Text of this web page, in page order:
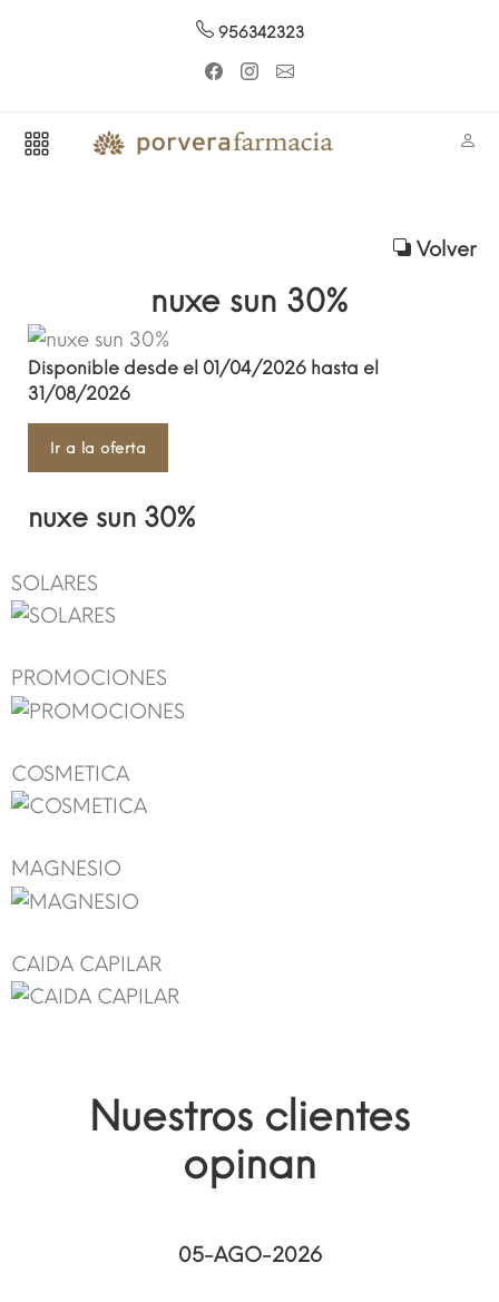
956342323
Volver
nuxe sun 30%
Disponible desde el 01/04/2026 hasta el
31/08/2026
Ir a la oferta
nuxe sun 30%
SOLARES
PROMOCIONES
COSMETICA
MAGNESIO
CAIDA CAPILAR
Nuestros clientes
opinan
05-AGO-2026